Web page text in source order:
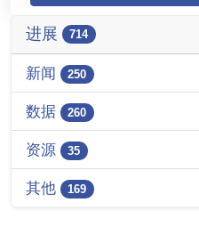
进展 714
新闻 250
数据 260
资源 35
其他 169